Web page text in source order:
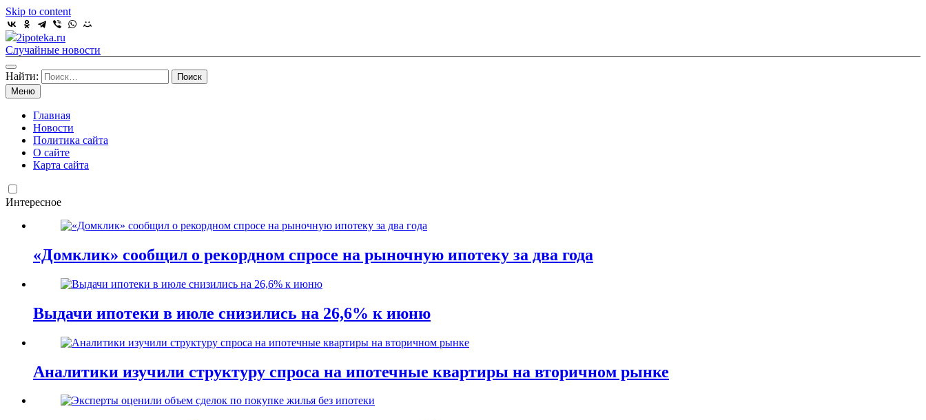
Skip to content
2ipoteka.ru
Случайные новости
Найти:
Меню
Главная
Новости
Политика сайта
О сайте
Карта сайта
Интересное
«Домклик» сообщил о рекордном спросе на рыночную ипотеку за два года
Выдачи ипотеки в июле снизились на 26,6% к июню
Аналитики изучили структуру спроса на ипотечные квартиры на вторичном рынке